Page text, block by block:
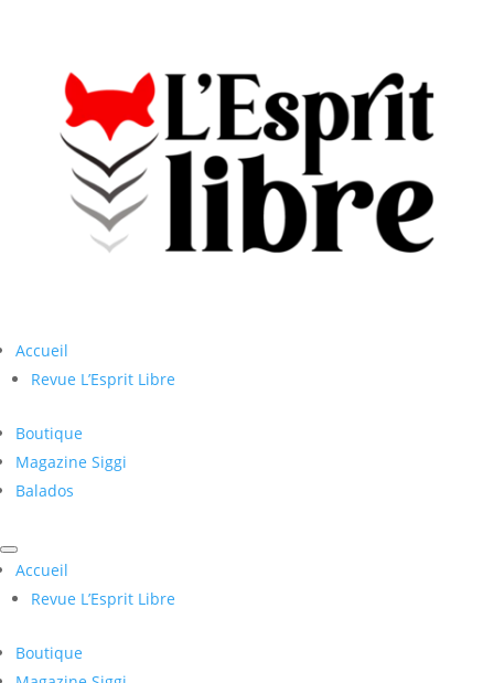
Accueil
Revue L’Esprit Libre
Boutique
Magazine Siggi
Balados
Accueil
Revue L’Esprit Libre
Boutique